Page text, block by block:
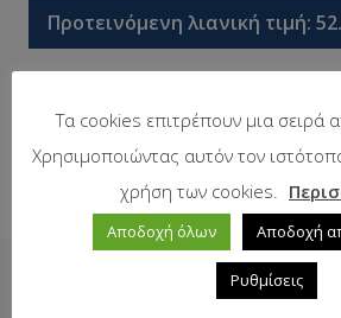
Προτεινόμενη λιανική τιμή:
Τα cookies επιτρέπουν μια σειρά
Χρησιμοποιώντας αυτόν τον
χρήση των cookies.
Αποδοχή όλων Αποδοχή
Ρυθμίσεις